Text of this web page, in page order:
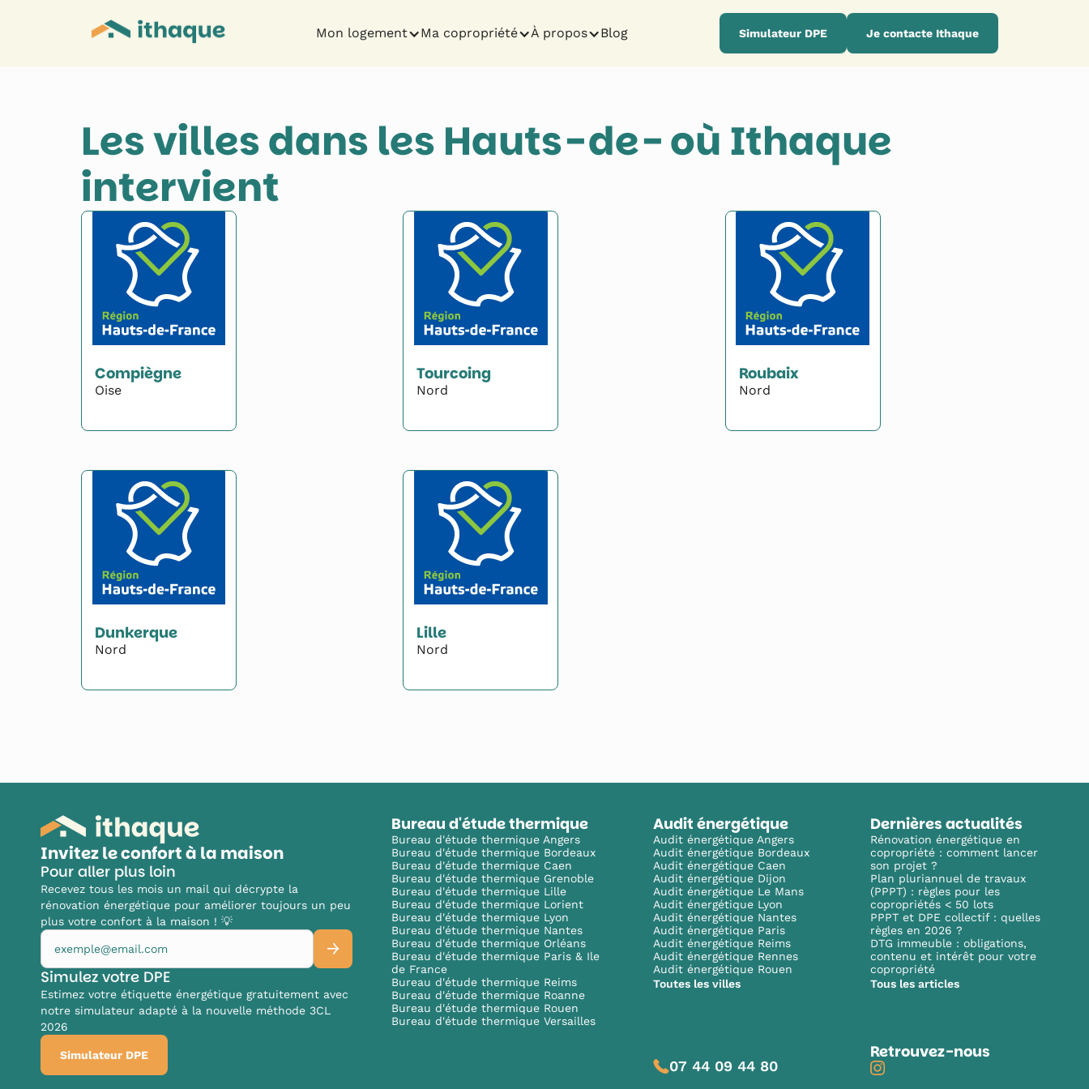
Mon logement Ma copropriété À propos Blog Simulateur DPE Je contacte Ithaque
Les villes dans les Hauts-de-où Ithaque
intervient
Compiègne
Oise
Tourcoing
Nord
Roubaix
Nord
Dunkerque
Nord
Lille
Nord
Invitez le confort à la maison
Pour aller plus loin
Recevez tous les mois un mail qui décrypte la
rénovation énergétique pour améliorer toujours un peu
plus votre confort à la maison ! 💡
Simulez votre DPE
Estimez votre étiquette énergétique gratuitement avec
notre simulateur adapté à la nouvelle méthode 3CL
2026
Simulateur DPE
Bureau d'étude thermique
Bureau d'étude thermique Angers
Bureau d'étude thermique Bordeaux
Bureau d'étude thermique Caen
Bureau d'étude thermique Grenoble
Bureau d'étude thermique Lille
Bureau d'étude thermique Lorient
Bureau d'étude thermique Lyon
Bureau d'étude thermique Nantes
Bureau d'étude thermique Orléans
Bureau d'étude thermique Paris & Ile
de France
Bureau d'étude thermique Reims
Bureau d'étude thermique Roanne
Bureau d'étude thermique Rouen
Bureau d'étude thermique Versailles
Audit énergétique
Audit énergétique Angers
Audit énergétique Bordeaux
Audit énergétique Caen
Audit énergétique Dijon
Audit énergétique Le Mans
Audit énergétique Lyon
Audit énergétique Nantes
Audit énergétique Paris
Audit énergétique Reims
Audit énergétique Rennes
Audit énergétique Rouen
Toutes les villes
07 44 09 44 80
Dernières actualités
Rénovation énergétique en
copropriété : comment lancer
son projet ?
Plan pluriannuel de travaux
(PPPT) : règles pour les
copropriétés < 50 lots
PPPT et DPE collectif : quelles
règles en 2026 ?
DTG immeuble : obligations,
contenu et intérêt pour votre
copropriété
Tous les articles
Retrouvez-nous